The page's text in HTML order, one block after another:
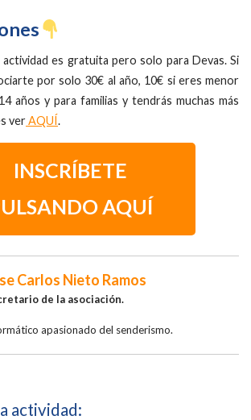
actividad es gratuita pero solo para Devas. Si
por solo 30€ al año, 10€ si eres menor
años y para familias y tendrás muchas más
verAQUÍ.
INSCRÍBETE
AQUÍ
Carlos Nieto Ramos
de la asociación.
apasionado del senderismo.
actividad: